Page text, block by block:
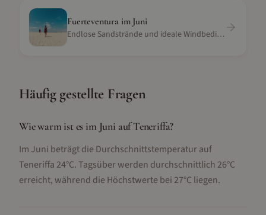
Fuerteventura im Juni
Endlose Sandstrände und ideale Windbedingungen
Häufig gestellte Fragen
Wie warm ist es im Juni auf Teneriffa?
Im Juni beträgt die Durchschnittstemperatur auf
Teneriffa 24°C. Tagsüber werden durchschnittlich 26°C
erreicht, während die Höchstwerte bei 27°C liegen.